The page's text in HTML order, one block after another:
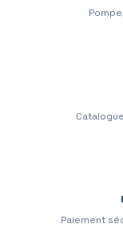
Paiement